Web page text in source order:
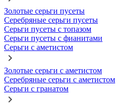
Золотые серьги пусеты
Серебряные серьги пусеты
Серьги пусеты с топазом
Серьги пусеты с фианитами
Серьги с аметистом
Золотые серьги с аметистом
Серебряные серьги с аметистом
Серьги с гранатом